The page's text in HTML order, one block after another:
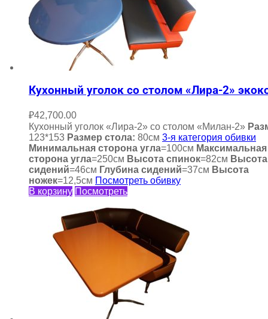
Кухонный уголок со столом «Лира-2»
₽42,700.00
Кухонный уголок «Лира-2» со столом «Милан-2»
123*153 Размер стола: 80см 3-я категория обивки
Минимальная сторона угла=100см Максимальная
сторона угла=250см Высота спинок=82см Высота
сидений=46см Глубина сидений=37см Высота
ножек=12,5см Посмотреть обивку
В корзину Посмотреть